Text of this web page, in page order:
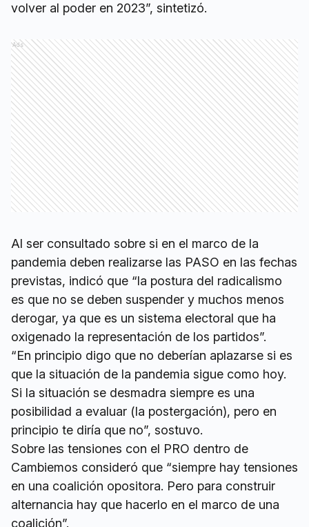
volver al poder en 2023”, sintetizó.
Ads
Al ser consultado sobre si en el marco de la
pandemia deben realizarse las PASO en las fechas
previstas, indicó que “la postura del radicalismo
es que no se deben suspender y muchos menos
derogar, ya que es un sistema electoral que ha
oxigenado la representación de los partidos”.
“En principio digo que no deberían aplazarse si es
que la situación de la pandemia sigue como hoy.
Si la situación se desmadra siempre es una
posibilidad a evaluar (la postergación), pero en
principio te diría que no”, sostuvo.
Sobre las tensiones con el PRO dentro de
Cambiemos consideró que “siempre hay tensiones
en una coalición opositora. Pero para construir
alternancia hay que hacerlo en el marco de una
coalición”.